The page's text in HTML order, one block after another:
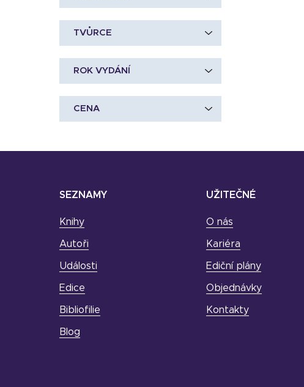
TVŮRCE
ROK VYDÁNÍ
CENA
SEZNAMY
Knihy
Autoři
Události
Edice
Bibliofilie
Blog
UŽITEČNÉ
O nás
Kariéra
Ediční plány
Objednávky
Kontakty